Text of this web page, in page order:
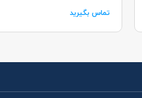
تماس بگیرید